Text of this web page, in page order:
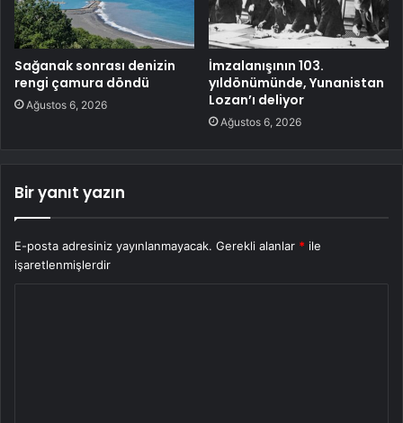
Sağanak sonrası denizin
rengi çamura döndü
Ağustos 6, 2026
İmzalanışının 103.
yıldönümünde, Yunanistan
Lozan’ı deliyor
Ağustos 6, 2026
Bir yanıt yazın
E-posta adresiniz yayınlanmayacak. Gerekli alanlar * ile
işaretlenmişlerdir